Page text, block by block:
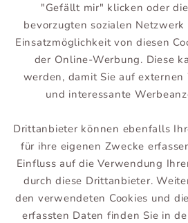
"Gefällt mir" klicken oder
bevorzugten sozialen
Einsatzmöglichkeit von diesen
der Online-Werbung. Diese
werden, damit Sie auf
und interessante
Drittanbieter können ebenfalls
für ihre eigenen Zwecke
Einfluss auf die Verwendung
durch diese Drittanbieter.
den verwendeten Cookies und
erfassten Daten finden Sie in